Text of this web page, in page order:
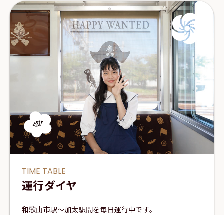
TIME TABLE
運行ダイヤ
和歌山市駅～加太駅間を毎日運行中です。